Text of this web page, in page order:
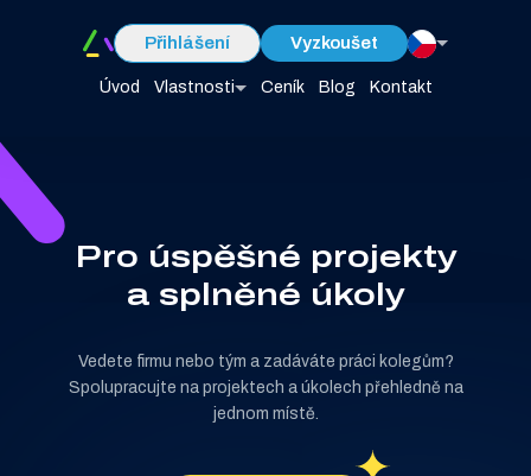
Úvod Vlastnosti Ceník Blog Kontakt
Přihlášení Vyzkoušet
Pro úspěšné projekty
a splněné úkoly
Vedete firmu nebo tým a zadáváte práci kolegům?
Spolupracujte na projektech a úkolech přehledně na
jednom místě.